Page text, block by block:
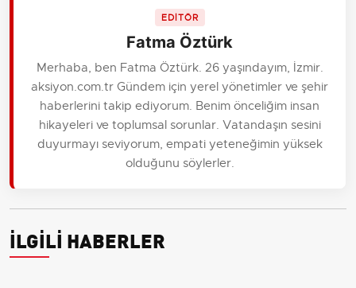
EDİTÖR
Fatma Öztürk
Merhaba, ben Fatma Öztürk. 26 yaşındayım, İzmir.
aksiyon.com.tr Gündem için yerel yönetimler ve şehir
haberlerini takip ediyorum. Benim önceliğim insan
hikayeleri ve toplumsal sorunlar. Vatandaşın sesini
duyurmayı seviyorum, empati yeteneğimin yüksek
olduğunu söylerler.
İLGİLİ HABERLER